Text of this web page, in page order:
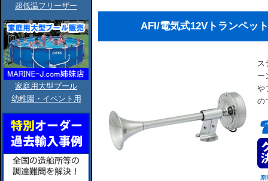
超低温フリーザー
家庭用大型プール
幼稚園・イベント用
AFI/電気式12Vトランペッ
ス
ー
や
の